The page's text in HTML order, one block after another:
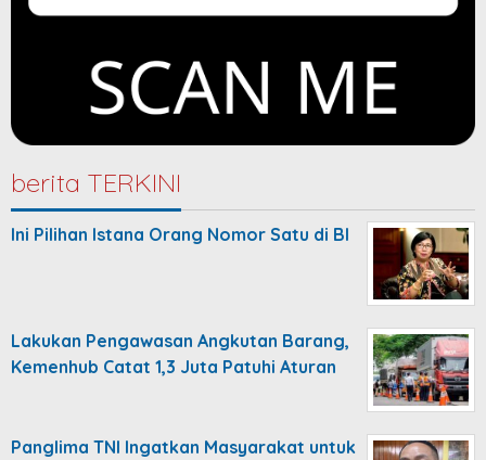
berita TERKINI
Ini Pilihan Istana Orang Nomor Satu di BI
Lakukan Pengawasan Angkutan Barang,
Kemenhub Catat 1,3 Juta Patuhi Aturan
Panglima TNI Ingatkan Masyarakat untuk